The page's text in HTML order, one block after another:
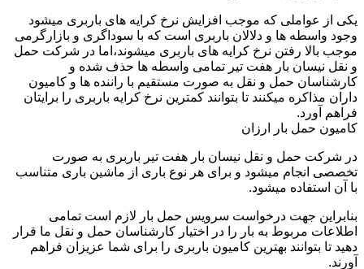
یکی از عواملی که موجب افزایش نرخ کرایه های باربری میشود
وجود واسطه ها و دلالان باربری است که با سوداگری و بازارگرمی
موجب بالا رفتن نرخ کرایه های باربری میشوند،اما در شرکت حمل
و نقل نیسان بار هفت تیر تمامی واسطه ها حذف شده و
کارشناسان حمل و نقل به صورت مستقیم با راننده ها و کامیون
داران مذاکره میکنند تا بتوانند کمترین نرخ کرایه باربری را برایتان
فراهم آورد.
کامیون حمل بار ارزان
در شرکت حمل و نقل نیسان بار هفت تیر باربری به صورت
تخصصی انجام میشود و برای هر نوع باری از ماشین باری متناسب
با آن استفاده میشود.
بنابراین جهت درخواست سرویس حمل بار لازم است تمامی
اطلاعات مربوط به بار را در اختیار کارشناسان حمل و نقل ما قرار
دهید تا بتوانند بهترین کامیون باربری را برای شما عزیزان فراهم
آورند.